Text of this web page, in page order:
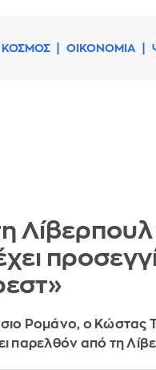
ΚΟΣΜΟΣ ΟΙΚΟΝΟΜΙΑ
Ρομάνο, ο Κώστας
παρελθόν από τη